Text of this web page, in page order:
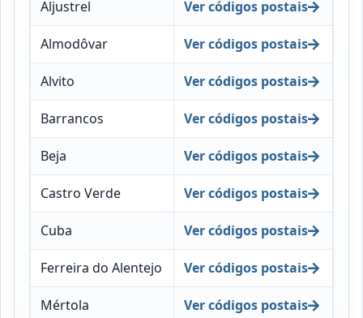
Aljustrel Ver códigos postais
Almodôvar Ver códigos postais
Alvito Ver códigos postais
Barrancos Ver códigos postais
Beja Ver códigos postais
Castro Verde Ver códigos postais
Cuba Ver códigos postais
Ferreira do Alentejo Ver códigos postais
Mértola Ver códigos postais